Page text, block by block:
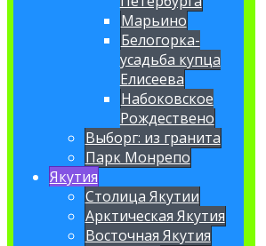
Марьино
Белогорка-
усадьба купца
Елисеева
Набоковское
Рождествено
Выборг: из гранита
Парк Монрепо
Якутия
Столица Якутии
Арктическая Якутия
Восточная Якутия